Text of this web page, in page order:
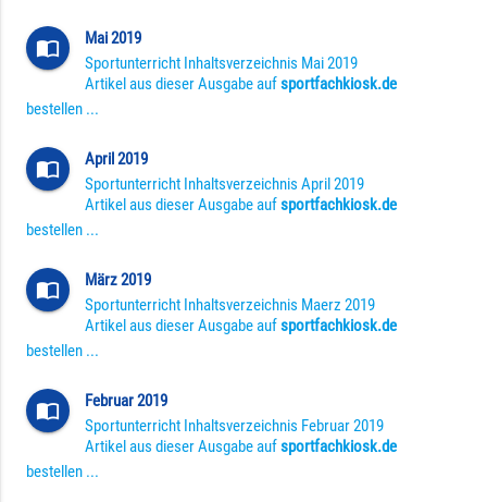
import_contacts
Mai 2019
Sportunterricht Inhaltsverzeichnis Mai 2019
Artikel aus dieser Ausgabe aufsportfachkiosk.de
bestellen ...
import_contacts
April 2019
Sportunterricht Inhaltsverzeichnis April 2019
Artikel aus dieser Ausgabe aufsportfachkiosk.de
bestellen ...
import_contacts
März 2019
Sportunterricht Inhaltsverzeichnis Maerz 2019
Artikel aus dieser Ausgabe aufsportfachkiosk.de
bestellen ...
import_contacts
Februar 2019
Sportunterricht Inhaltsverzeichnis Februar 2019
Artikel aus dieser Ausgabe aufsportfachkiosk.de
bestellen ...